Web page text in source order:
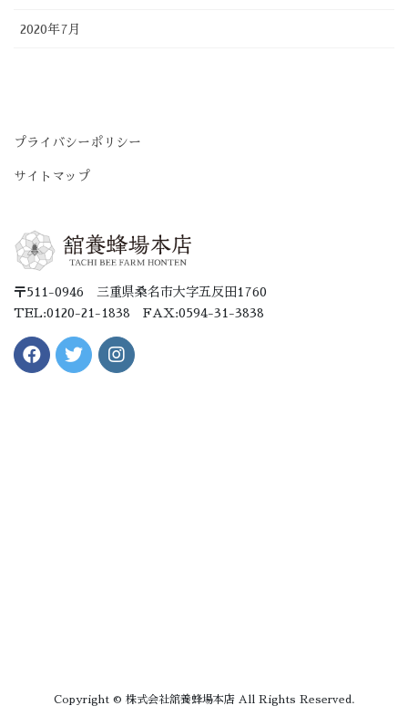
2020年7月
プライバシーポリシー
サイトマップ
〒511-0946 三重県桑名市大字五反田1760
TEL:0120-21-1838 FAX:0594-31-3838
Copyright © 株式会社舘養蜂場本店 All Rights Reserved.